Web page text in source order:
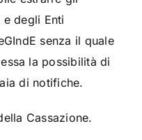
degli Enti
senza il quale
la possibilità di
di notifiche.
Cassazione.